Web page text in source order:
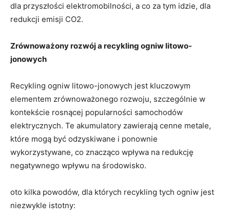
dla‍ przyszłości elektromobilności, a co za ​tym‍ idzie, dla
redukcji emisji CO2.
Zrównoważony rozwój a recykling ogniw litowo-
jonowych
Recykling⁤ ogniw litowo-jonowych jest kluczowym
elementem zrównoważonego rozwoju, szczególnie w
kontekście rosnącej popularności samochodów
elektrycznych. Te akumulatory zawierają cenne ‍metale,
które mogą być odzyskiwane i ponownie
wykorzystywane, co znacząco wpływa na redukcję
negatywnego wpływu na środowisko.
oto kilka powodów, dla których recykling tych ogniw jest
niezwykle⁢ istotny: